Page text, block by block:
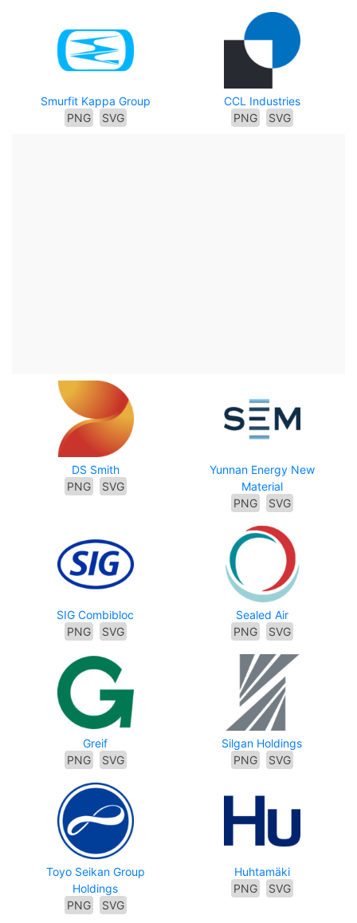
Smurfit Kappa Group
PNG
SVG
CCL Industries
PNG
SVG
DS Smith
PNG
SVG
Yunnan Energy New
Material
PNG
SVG
SIG Combibloc
PNG
SVG
Sealed Air
PNG
SVG
Greif
PNG
SVG
Silgan Holdings
PNG
SVG
Toyo Seikan Group
Holdings
PNG
SVG
Huhtamäki
PNG
SVG